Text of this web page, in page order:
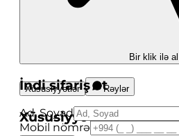
Bir klik ilə al
İndi sifariş et
Ad, Soyad
Mobil nömrə
Xüsusiyyətlər Rəylər
Xüsusiyyətlər